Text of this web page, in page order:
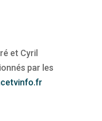
et Cyril
par les